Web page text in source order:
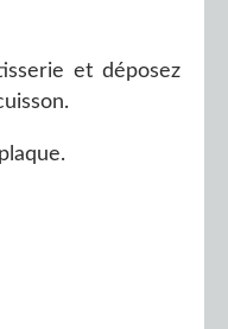
et déposez